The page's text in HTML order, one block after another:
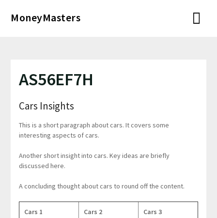
MoneyMasters
AS56EF7H
Cars Insights
This is a short paragraph about cars. It covers some
interesting aspects of cars.
Another short insight into cars. Key ideas are briefly
discussed here.
A concluding thought about cars to round off the content.
Cars 1 Cars 2 Cars 3